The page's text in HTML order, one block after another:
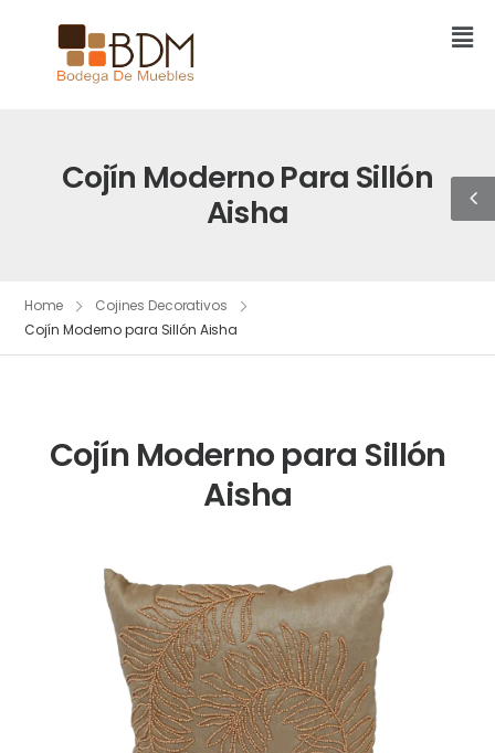
Cojín Moderno Para Sillón
Aisha
Home
Cojines Decorativos
Cojín Moderno para Sillón Aisha
Cojín Moderno para Sillón
Aisha